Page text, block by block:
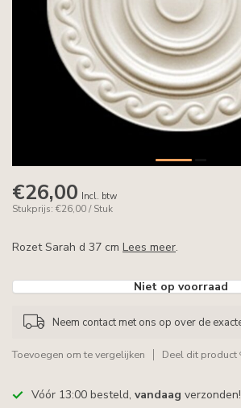
€26,00 Incl. btw
Stukprijs: €26,00 / Stuk
Rozet Sarah d 37 cm Lees meer.
Niet op voorraad
Neem contact met ons op over de
Toevoegen om te vergelijken Deel dit product
Vóór 13:00 besteld, vandaag verzonden!